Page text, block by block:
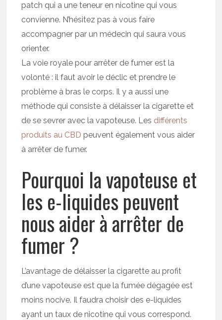
patch qui a une teneur en nicotine qui vous
convienne. N’hésitez pas à vous faire
accompagner par un médecin qui saura vous
orienter.
La voie royale pour arrêter de fumer est la
volonté : il faut avoir le déclic et prendre le
problème à bras le corps. Il y a aussi une
méthode qui consiste à délaisser la cigarette et
de se sevrer avec la vapoteuse. Les différents
produits au CBD peuvent également vous aider
à arrêter de fumer.
Pourquoi la vapoteuse et
les e-liquides peuvent
nous aider à arrêter de
fumer ?
L’avantage de délaisser la cigarette au profit
d’une vapoteuse est que la fumée dégagée est
moins nocive. Il faudra choisir des e-liquides
ayant un taux de nicotine qui vous correspond.